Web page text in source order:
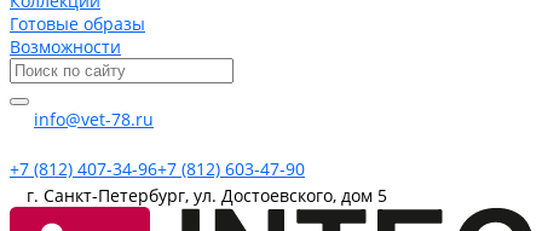
Готовые образы
Возможности
info@vet-78.ru
+7 (812) 407-34-96+7 (812) 603-47-90
г. Санкт-Петербург, ул. Достоевского, дом 5